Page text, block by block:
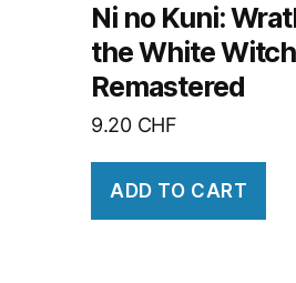
Ni no Kuni:
the White Witch
Remastered
9.20 CHF
ADD TO CART